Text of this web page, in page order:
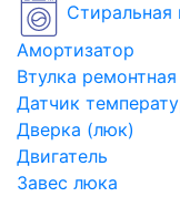
Амортизатор
Втулка
Датчик
Дверка (люк)
Двигатель
Завес люка